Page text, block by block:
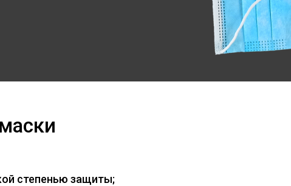
степенью защиты;